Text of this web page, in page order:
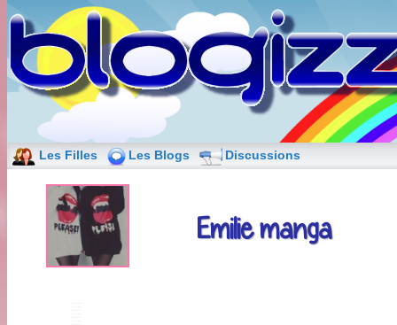
Les Filles Les Blogs Discussions
Emilie manga